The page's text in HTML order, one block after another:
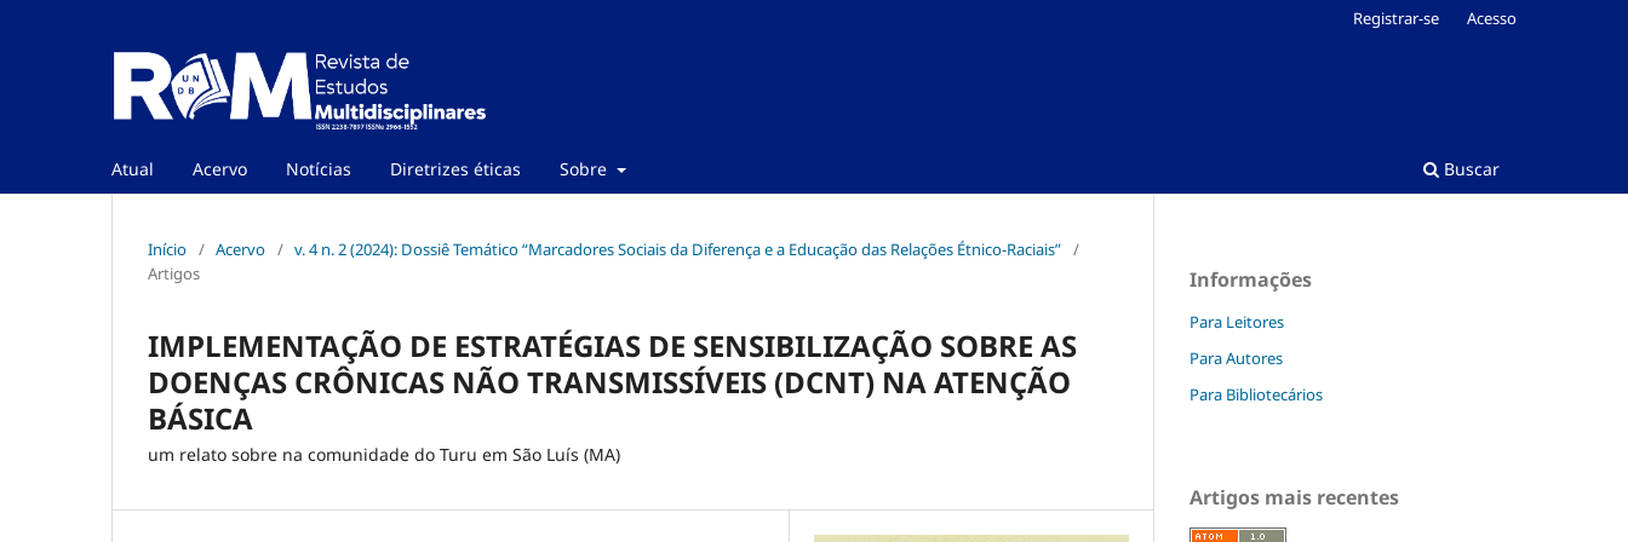
Atual Acervo Notícias Diretrizes éticas Sobre Buscar
Registrar-se Acesso
Início / Acervo / v. 4 n. 2 (2024): Dossiê Temático “Marcadores Sociais da Diferença e a Educação das Relações Étnico-Raciais” /
Artigos
IMPLEMENTAÇÃO DE ESTRATÉGIAS DE SENSIBILIZAÇÃO SOBRE AS
DOENÇAS CRÔNICAS NÃO TRANSMISSÍVEIS (DCNT) NA ATENÇÃO
BÁSICA
um relato sobre na comunidade do Turu em São Luís (MA)
Informações
Para Leitores
Para Autores
Para Bibliotecários
Artigos mais recentes